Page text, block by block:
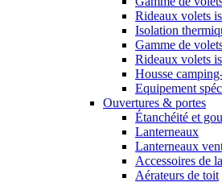
Rideaux volets
Isolation
Gamme de
Rideaux volets
Housse
Equipement
Ouvertures & portes
Étanchéité et
Lanterneaux
Lanterneaux
Accessoires de
Aérateurs de toit